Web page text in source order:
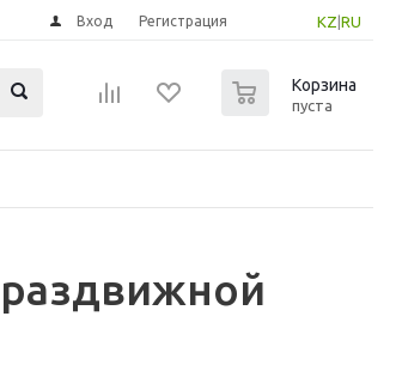
KZ RU
Вход Регистрация
Корзина
пуста